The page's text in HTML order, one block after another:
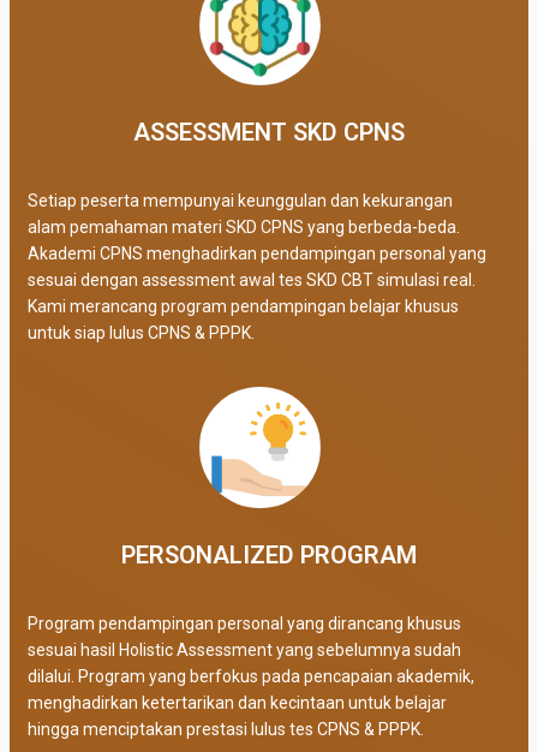
ASSESSMENT SKD CPNS
Setiap peserta mempunyai keunggulan dan kekurangan
alam pemahaman materi SKD CPNS yang berbeda-beda.
Akademi CPNS menghadirkan pendampingan personal yang
sesuai dengan assessment awal tes SKD CBT simulasi real.
Kami merancang program pendampingan belajar khusus
untuk siap lulus CPNS & PPPK.
PERSONALIZED PROGRAM​
Program pendampingan personal yang dirancang khusus
sesuai hasil Holistic Assessment yang sebelumnya sudah
dilalui. Program yang berfokus pada pencapaian akademik,
menghadirkan ketertarikan dan kecintaan untuk belajar
hingga menciptakan prestasi lulus tes CPNS & PPPK.